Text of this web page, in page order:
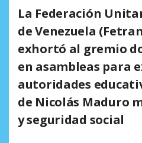
La Federación
de Venezuela
exhortó al gremio
en asambleas para
autoridades
de Nicolás Maduro
y seguridad social